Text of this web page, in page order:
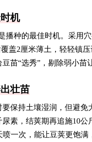
机
播种的最佳时机。采用
盖2厘米薄土，轻轻镇
苗“选秀”，剔除弱小苗
壮苗
保持土壤湿润，但避
素，结荚期再追施10
一次，能让豆荚更饱满